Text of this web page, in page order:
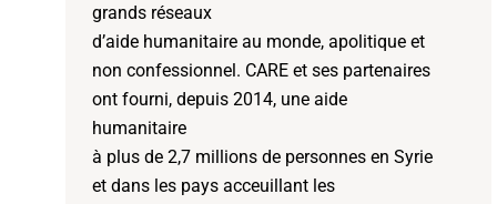
grands réseaux
d’aide humanitaire au monde, apolitique et
non confessionnel. CARE et ses partenaires
ont fourni, depuis 2014, une aide
humanitaire
à plus de 2,7 millions de personnes en Syrie
et dans les pays acceuillant les